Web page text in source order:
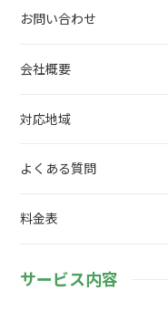
お問い合わせ
会社概要
対応地域
よくある質問
料金表
サービス内容